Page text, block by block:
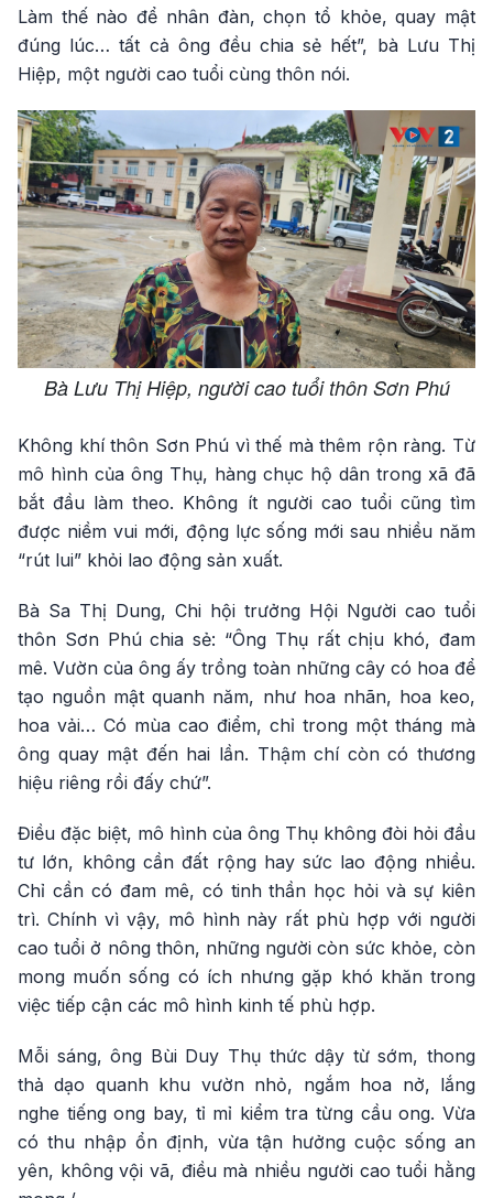
Làm thế nào để nhân đàn, chọn tổ khỏe, quay mật
đúng lúc… tất cả ông đều chia sẻ hết”, bà Lưu Thị
Hiệp, một người cao tuổi cùng thôn nói.
Bà Lưu Thị Hiệp, người cao tuổi thôn Sơn Phú
Không khí thôn Sơn Phú vì thế mà thêm rộn ràng. Từ
mô hình của ông Thụ, hàng chục hộ dân trong xã đã
bắt đầu làm theo. Không ít người cao tuổi cũng tìm
được niềm vui mới, động lực sống mới sau nhiều năm
“rút lui” khỏi lao động sản xuất.
Bà Sa Thị Dung, Chi hội trưởng Hội Người cao tuổi
thôn Sơn Phú chia sẻ: “Ông Thụ rất chịu khó, đam
mê. Vườn của ông ấy trồng toàn những cây có hoa để
tạo nguồn mật quanh năm, như hoa nhãn, hoa keo,
hoa vải… Có mùa cao điểm, chỉ trong một tháng mà
ông quay mật đến hai lần. Thậm chí còn có thương
hiệu riêng rồi đấy chứ”.
Điều đặc biệt, mô hình của ông Thụ không đòi hỏi đầu
tư lớn, không cần đất rộng hay sức lao động nhiều.
Chỉ cần có đam mê, có tinh thần học hỏi và sự kiên
trì. Chính vì vậy, mô hình này rất phù hợp với người
cao tuổi ở nông thôn, những người còn sức khỏe, còn
mong muốn sống có ích nhưng gặp khó khăn trong
việc tiếp cận các mô hình kinh tế phù hợp.
Mỗi sáng, ông Bùi Duy Thụ thức dậy từ sớm, thong
thả dạo quanh khu vườn nhỏ, ngắm hoa nở, lắng
nghe tiếng ong bay, tỉ mỉ kiểm tra từng cầu ong. Vừa
có thu nhập ổn định, vừa tận hưởng cuộc sống an
yên, không vội vã, điều mà nhiều người cao tuổi hằng